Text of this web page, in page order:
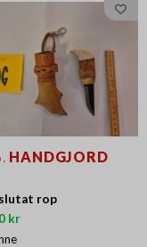
HANDGJORD
rop
kr